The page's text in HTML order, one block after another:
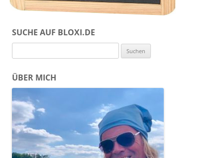
SUCHE AUF BLOXI.DE
nach:
ÜBER MICH